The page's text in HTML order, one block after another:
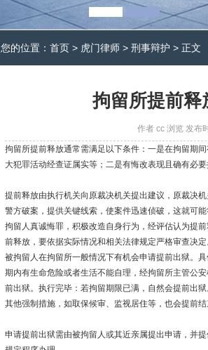
您的位置： 首页 > 虎门律师 > 刑事辩护 > 正文
拘留所提前释
作者 cc 浏览 发布
拘留所提前释放通常需满足以下条件：一是在拘留期
大犯罪活动经查证属实等；二是有悔改表现且确有必要
提前释放由执行机关向原裁决机关提出建议，原裁决
警方破案，提供关键线索，使案件迅速侦破，这就可
拘留人真诚悔罪，积极改造自身行为，经评估认为提
前释放，要依据实际情况和相关法律规定严格审查决定
被拘留人在拘留所一般情况下有机会申请提前出狱。
期内有生命危险或者生活不能自理，经拘留所主管公
前出狱。执行完毕：若拘留期限已满，自然会提前出
其他强制措施，如取保候审、监视居住等，也会提前结
申请提前出狱需由被拘留人或其近亲属提出申请，并